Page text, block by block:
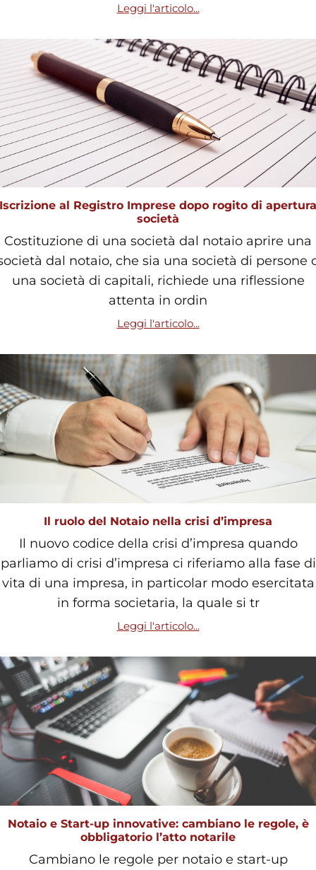
Leggi l'articolo...
Iscrizione al Registro Imprese dopo rogito di apertura
società
Costituzione di una società dal notaio aprire una
dal notaio, che sia una società di persone
una società di capitali, richiede una riflessione
attenta in ordin
Leggi l'articolo...
Il ruolo del Notaio nella crisi d’impresa
Il nuovo codice della crisi d’impresa quando
parliamo di crisi d’impresa ci riferiamo alla fase di
vita di una impresa, in particolar modo esercitata
in forma societaria, la quale si tr
Leggi l'articolo...
Notaio e Start-up innovative: cambiano le regole, è
obbligatorio l’atto notarile
Cambiano le regole per notaio e start-up